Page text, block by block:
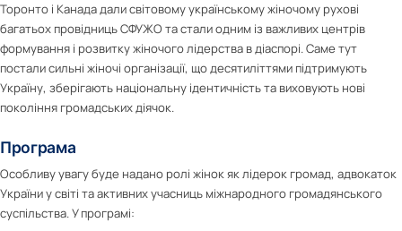
Торонто і Канада дали світовому українському жіночому рухові
багатьох провідниць СФУЖО та стали одним із важливих центрів
формування і розвитку жіночого лідерства в діаспорі. Саме тут
постали сильні жіночі організації, що десятиліттями підтримують
Україну, зберігають національну ідентичність та виховують нові
покоління громадських діячок.
Програма
Особливу увагу буде надано ролі жінок як лідерок громад, адвокаток
України у світі та активних учасниць міжнародного громадянського
суспільства. У програмі: